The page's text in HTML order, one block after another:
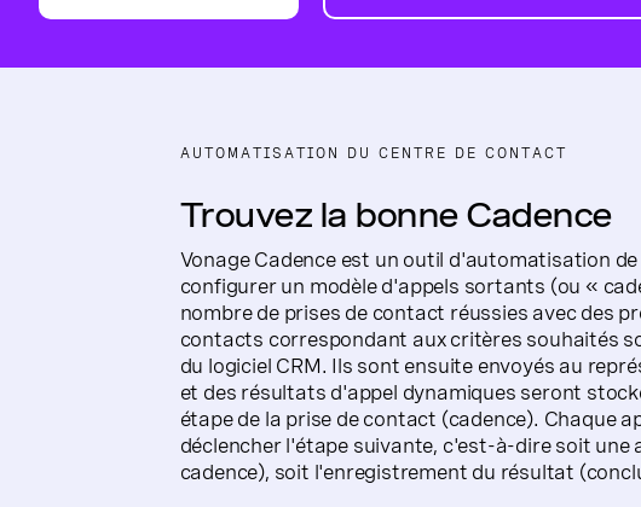
AUTOMATISATION DU CENTRE DE CONTACT
Trouvez la bonne Cadence
Vonage Cadence est un outil d'automatisation
configurer un modèle d'appels sortants (ou «
nombre de prises de contact réussies avec des
contacts correspondant aux critères souhaités
du logiciel CRM. Ils sont ensuite envoyés au
et des résultats d'appel dynamiques seront
étape de la prise de contact (cadence). Chaque
déclencher l'étape suivante, c'est-à-dire soit une
cadence), soit l'enregistrement du résultat